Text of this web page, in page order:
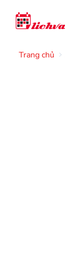
Trang chủ